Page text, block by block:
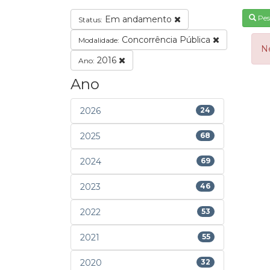
Status: Em andamento
Modalidade: Concorrência Pública
Ano: 2016
Ano
2026 24
2025 68
2024 69
2023 46
2022 53
2021 55
2020 32